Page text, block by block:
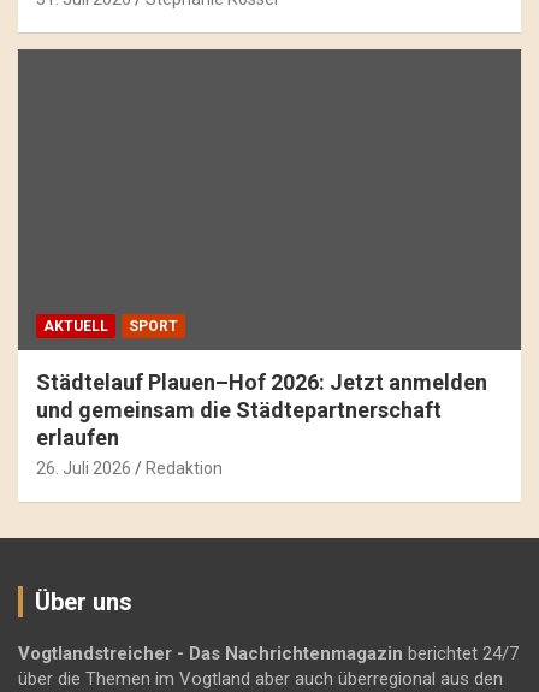
AKTUELL SPORT
Städtelauf Plauen–Hof 2026: Jetzt anmelden
und gemeinsam die Städtepartnerschaft
erlaufen
26. Juli 2026 Redaktion
Über uns
Vogtlandstreicher - Das Nachrichtenmagazin berichtet 24/7
über die Themen im Vogtland aber auch überregional aus den